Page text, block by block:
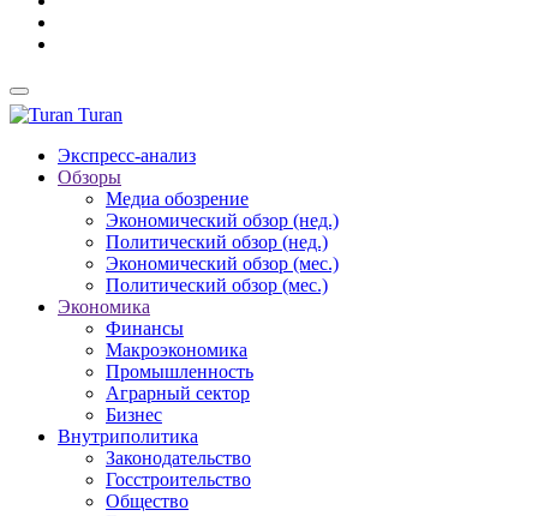
Turan
Экспресс-анализ
Обзоры
Медиа обозрение
Экономический обзор (нед.)
Политический обзор (нед.)
Экономический обзор (мес.)
Политический обзор (мес.)
Экономика
Финансы
Макроэкономика
Промышленность
Аграрный сектор
Бизнес
Внутриполитика
Законодательство
Госстроительство
Общество